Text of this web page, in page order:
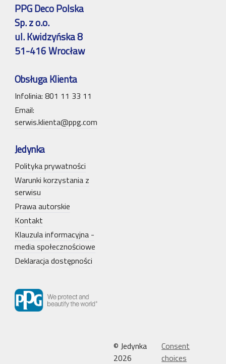
PPG Deco Polska
Sp. z o.o.
ul. Kwidzyńska 8
51-416 Wrocław
Obsługa Klienta
Infolinia: 801 11 33 11
Email:
serwis.klienta@ppg.com
Jedynka
Polityka prywatności
Warunki korzystania z
serwisu
Prawa autorskie
Kontakt
Klauzula informacyjna -
media społecznościowe
Deklaracja dostępności
© Jedynka
2026
Consent
choices